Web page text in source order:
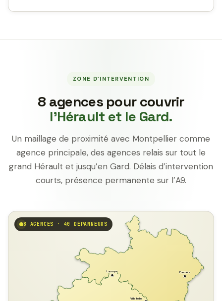
ZONE D’INTERVENTION
8 agences pour couvrir
l’Hérault et le Gard.
Un maillage de proximité avec Montpellier comme
agence principale, des agences relais sur tout le
grand Hérault et jusqu’en Gard. Délais d’intervention
courts, présence permanente sur l’A9.
Laroque Fournès
Villetelle
8 AGENCES · 40 DÉPANNEURS